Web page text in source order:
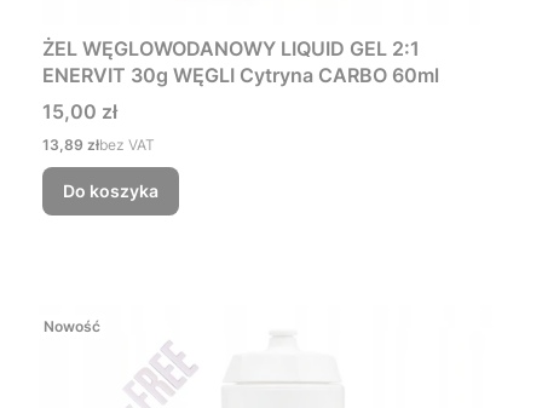
ŻEL WĘGLOWODANOWY LIQUID GEL 2:1
ENERVIT 30g WĘGLI Cytryna CARBO 60ml
Cena
15,00 zł
Cena
13,89 złbez VAT
Do koszyka
Nowość